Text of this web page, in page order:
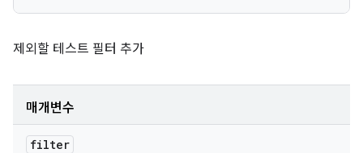
제외할 테스트 필터 추가
매개변수
filter